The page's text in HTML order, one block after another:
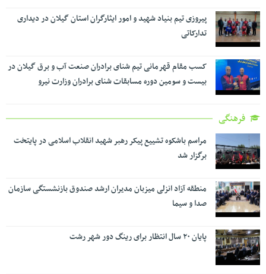
پیروزی تیم بنیاد شهید و امور ایثارگران استان گیلان در دیداری
تدارکاتی
کسب مقام قهرمانی تیم شنای برادران صنعت آب و برق گیلان در
بیست و سومین دوره مسابقات شنای برادران وزارت نیرو
فرهنگی
مراسم باشکوه تشییع پیکر رهبر شهید انقلاب اسلامی در پایتخت
برگزار شد
منطقه آزاد انزلی میزبان مدیران ارشد صندوق بازنشستگی سازمان
صدا و سیما
پایان ۲۰ سال انتظار برای رینگ دور شهر رشت